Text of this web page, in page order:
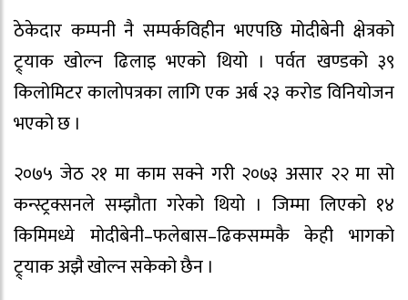
ठेकेदार कम्पनी नै सम्पर्कविहीन भएपछि मोदीबेनी क्षेत्रको
ट्र्याक खोल्न ढिलाइ भएको थियो । पर्वत खण्डको ३९
किलोमिटर कालोपत्रका लागि एक अर्ब २३ करोड विनियोजन
भएको छ ।
२०७५ जेठ २१ मा काम सक्ने गरी २०७३ असार २२ मा सो
कन्स्ट्रक्सनले सम्झौता गरेको थियो । जिम्मा लिएको १४
किमिमध्ये मोदीबेनी–फलेबास–ढिकसम्मकै केही भागको
ट्र्याक अझै खोल्न सकेको छैन ।